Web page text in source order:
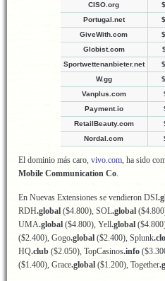
CISO.org
Portugal.net
GiveWith.com
Globist.com
Sportwettenanbieter.net
W.gg
Vanplus.com
Payment.io
RetailBeauty.com
Nordal.com
El dominio más caro, vivo.com, ha sido
Mobile Communication Co.
En Nuevas Extensiones se vendieron DSI
RDH.global ($4.800), SOL.global
UMA.global ($4.800), Yell.global
($2.400), Gogo.global ($2.400), Splunk
HQ.club ($2.050), TopCasinos.info
($1.400), Grace.global ($1.200), Together